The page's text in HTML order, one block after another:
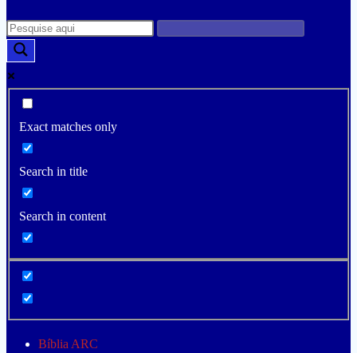
Exact matches only
Search in title
Search in content
Bíblia ARC